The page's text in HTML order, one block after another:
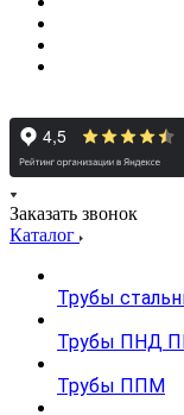
Заказать звонок
Каталог
Трубы
Трубы ПНД
Трубы ППМ